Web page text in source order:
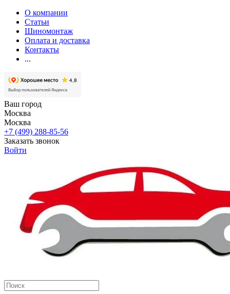
О компании
Статьи
Шиномонтаж
Оплата и доставка
Контакты
...
Ваш город
Москва
Москва
+7 (499) 288-85-56
Заказать звонок
Войти